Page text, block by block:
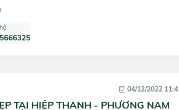
04/12/2022
TẠI HIỆP THANH - PHƯƠNG NAM